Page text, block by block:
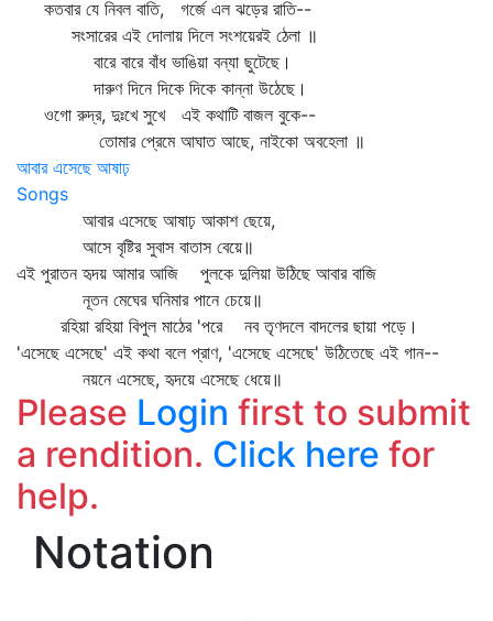
কতবার যে নিবল বাতি, গর্জে এল ঝড়ের রাতি--
সংসারের এই দোলায় দিলে সংশয়েরই ঠেলা ॥
বারে বারে বাঁধ ভাঙিয়া বন্যা ছুটেছে।
দারুণ দিনে দিকে দিকে কান্না উঠেছে।
ওগো রুদ্র, দুঃখে সুখে এই কথাটি বাজল বুকে--
তোমার প্রেমে আঘাত আছে, নাইকো অবহেলা ॥
আবার এসেছে আষাঢ়
Songs
আবার এসেছে আষাঢ় আকাশ ছেয়ে,
আসে বৃষ্টির সুবাস বাতাস বেয়ে॥
এই পুরাতন হৃদয় আমার আজি পুলকে দুলিয়া উঠিছে আবার বাজি
নূতন মেঘের ঘনিমার পানে চেয়ে॥
রহিয়া রহিয়া বিপুল মাঠের 'পরে নব তৃণদলে বাদলের ছায়া পড়ে।
'এসেছে এসেছে' এই কথা বলে প্রাণ, 'এসেছে এসেছে' উঠিতেছে এই গান--
নয়নে এসেছে, হৃদয়ে এসেছে ধেয়ে॥
Please Login first to submit
a rendition. Click here for
help.
Notation